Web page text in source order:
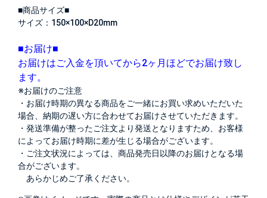
■商品サイズ■
サイズ：150×100×D20mm
■お届け■
お届けはご入金を頂いてから2ヶ月ほどでお届け致し
ます。
※お届けのご注意
・お届け時期の異なる商品をご一緒にお買い求めいただいた
場合、納期の遅い方に合わせてお届けさせていただきます。
・発送準備が整ったご注文より発送となりますため、お客様
によってお届け時期に差が生じる場合がございます。
・ご注文状況によっては、商品発売日以降のお届けとなる場
合がございます。
あらかじめご了承ください。